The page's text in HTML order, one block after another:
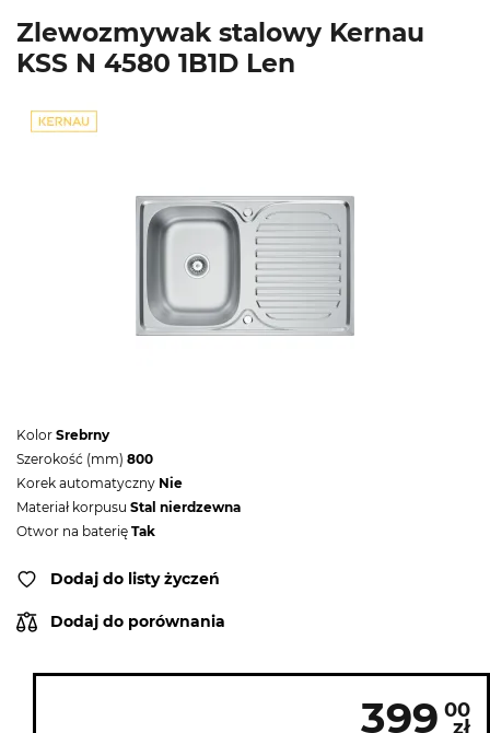
Zlewozmywak stalowy Kernau
KSS N 4580 1B1D Len
Kolor Srebrny
Szerokość (mm) 800
Korek automatyczny Nie
Materiał korpusu Stal nierdzewna
Otwor na baterię Tak
Dodaj do listy życzeń
Dodaj do porównania
399 00
zł